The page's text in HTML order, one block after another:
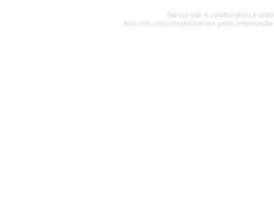
Nosso site é colaborativo e
Não nos responsabilizamos pelas